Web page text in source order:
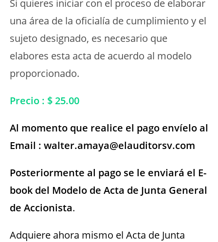
Si quieres iniciar con el proceso de elaborar
una área de la oficialía de cumplimiento y el
sujeto designado, es necesario que
elabores esta acta de acuerdo al modelo
proporcionado.
Precio : $ 25.00
Al momento que realice el pago envíelo al
Email : walter.amaya@elauditorsv.com
Posteriormente al pago se le enviará el E-
book del Modelo de Acta de Junta General
de Accionista.
Adquiere ahora mismo el Acta de Junta